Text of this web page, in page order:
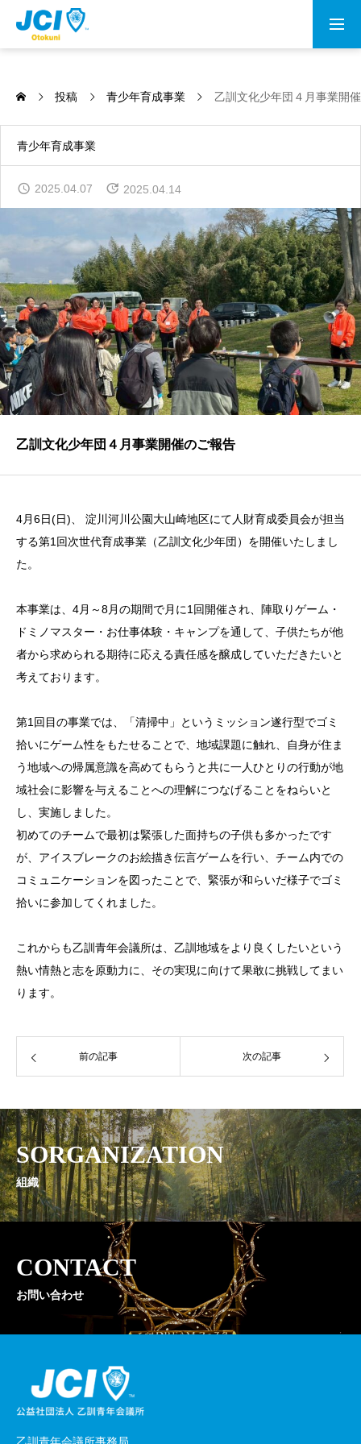
乙訓青年会議所とは
資料室
投稿 青少年育成事業 乙訓文化少年団４月事業開
青少年育成事業
2025.04.07 2025.04.14
乙訓文化少年団４月事業開催のご報告
4月6日(日)、 淀川河川公園大山崎地区にて人財育成委員会が担当
する第1回次世代育成事業（乙訓文化少年団）を開催いたしまし
た。
本事業は、4月～8月の期間で月に1回開催され、陣取りゲーム・
ドミノマスター・お仕事体験・キャンプを通して、子供たちが他
者から求められる期待に応える責任感を醸成していただきたいと
考えております。
第1回目の事業では、「清掃中」というミッション遂行型でゴミ
拾いにゲーム性をもたせることで、地域課題に触れ、自身が住ま
う地域への帰属意識を高めてもらうと共に一人ひとりの行動が地
域社会に影響を与えることへの理解につなげることをねらいと
し、実施しました。
初めてのチームで最初は緊張した面持ちの子供も多かったです
が、アイスブレークのお絵描き伝言ゲームを行い、チーム内での
コミュニケーションを図ったことで、緊張が和らいだ様子でゴミ
拾いに参加してくれました。
これからも乙訓青年会議所は、乙訓地域をより良くしたいという
熱い情熱と志を原動力に、その実現に向けて果敢に挑戦してまい
ります。
前の記事 次の記事
SORGANIZATION
組織
CONTACT
お問い合わせ